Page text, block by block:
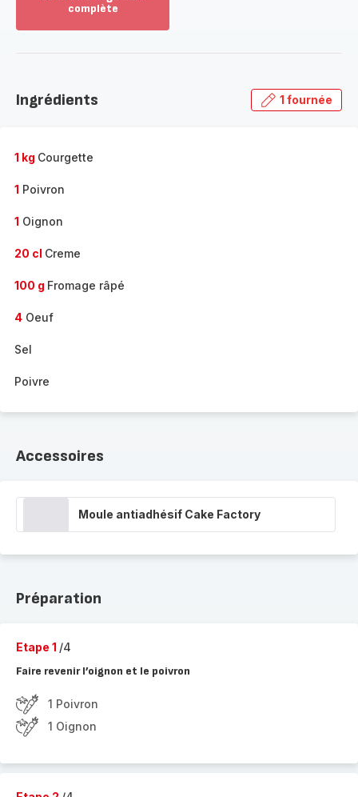
complète
gamme
Ingrédients 1 fournée
1 kg Courgette
1 Poivron
1 Oignon
20 cl Creme
100 g Fromage râpé
4 Oeuf
Sel
Poivre
Accessoires
Moule antiadhésif Cake Factory
Préparation
Etape 1 /4
Faire revenir l’oignon et le poivron
1 Poivron
1 Oignon